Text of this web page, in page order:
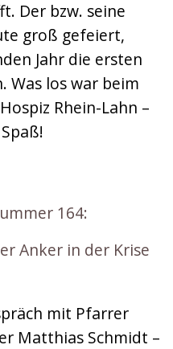
Der bzw. seine
groß gefeiert,
Jahr die ersten
Was los war beim
Rhein-Lahn –
164:
Anker in der Krise
mit Pfarrer
Matthias Schmidt –